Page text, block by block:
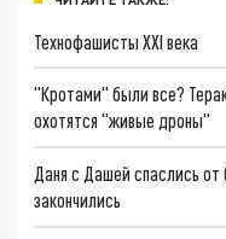
Технофашисты XXI века
"Кротами" были все?
охотятся "живые дроны"
Даня с Дашей спаслись
закончились